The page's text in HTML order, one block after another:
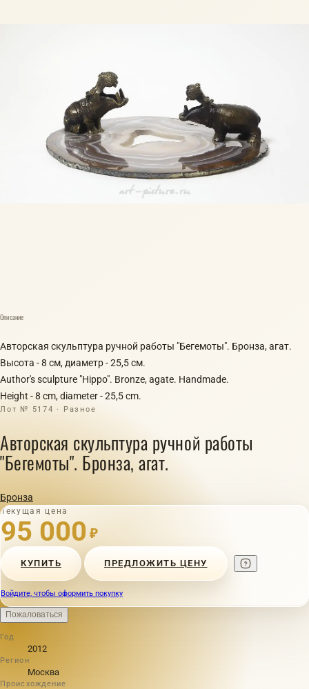
Описание
Авторская скульптура ручной работы "Бегемоты". Бронза, агат.
Высота - 8 см, диаметр - 25,5 см.
Author's sculpture "Hippo". Bronze, agate. Handmade.
Height - 8 cm, diameter - 25,5 cm.
Лот № 5174 · Разное
Авторская скульптура ручной работы
"Бегемоты". Бронза, агат.
Бронза
Текущая цена
95 000 ₽
КУПИТЬ ПРЕДЛОЖИТЬ ЦЕНУ
Войдите, чтобы оформить покупку
Пожаловаться
Год
2012
Регион
Москва
Происхождение